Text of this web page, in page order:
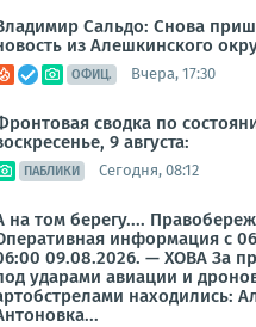
Сальдо: Снова
из Алешкинского
ОФИЦ. Вчера, 17:30
сводка по
9 августа:
ПАБЛИКИ Сегодня, 08:12
на том берегу....
информация с
09.08.2026. — ХОВА За
ударами авиации и
находились: